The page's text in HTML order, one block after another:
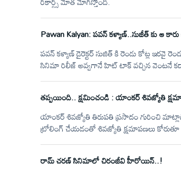
Pawan Kalyan: పవన్ కళ్యాణ్..సుజీత్ కు ఆ
పవన్ కళ్యాణ్ డైరెక్టర్ సుజిత్ కి రెండు కోట్ల ఇరవై
సినిమా రిలీజ్ అవ్వగానే హిట్ టాక్ వచ్చిన వెంటనే కదా
ఇంట్లో కొంతమంది అయితే పవన్ కళ్యాణ్
గిఫ్ట్ వెనకాల ఒక ఎమోషనల్ స్టోరీ ఉంది ఈ స్టోరీ
తప్పయింది.. క్షమించండి : యాంకర్ శివజ్యోతి
యాంకర్ శివజ్యోతి తిరుపతి ప్రసాదం గురించి
ట్రోలింగ్ చేయడంతో శివజ్యోతి క్షమాపణలు
రామ్ చరణ్ సినిమాలో చిరంజీవి హీరోయిన్..!